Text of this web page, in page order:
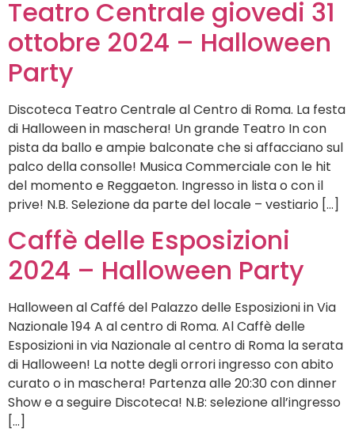
Teatro Centrale giovedi 31
ottobre 2024 – Halloween
Party
Discoteca Teatro Centrale al Centro di Roma. La festa
di Halloween in maschera! Un grande Teatro In con
pista da ballo e ampie balconate che si affacciano sul
palco della consolle! Musica Commerciale con le hit
del momento e Reggaeton. Ingresso in lista o con il
prive! N.B. Selezione da parte del locale – vestiario […]
Caffè delle Esposizioni
2024 – Halloween Party
Halloween al Caffé del Palazzo delle Esposizioni in Via
Nazionale 194 A al centro di Roma. Al Caffè delle
Esposizioni in via Nazionale al centro di Roma la serata
di Halloween! La notte degli orrori ingresso con abito
curato o in maschera! Partenza alle 20:30 con dinner
Show e a seguire Discoteca! N.B: selezione all’ingresso
[…]